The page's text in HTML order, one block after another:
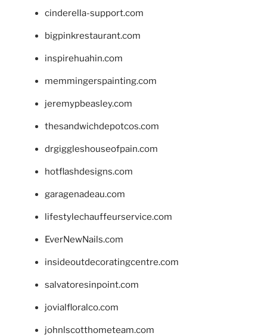
cinderella-support.com
bigpinkrestaurant.com
inspirehuahin.com
memmingerspainting.com
jeremypbeasley.com
thesandwichdepotcos.com
drgiggleshouseofpain.com
hotflashdesigns.com
garagenadeau.com
lifestylechauffeurservice.com
EverNewNails.com
insideoutdecoratingcentre.com
salvatoresinpoint.com
jovialfloralco.com
johnlscotthometeam.com